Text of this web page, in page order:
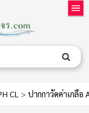
CL > ปากกาวัดค่าเกลือ